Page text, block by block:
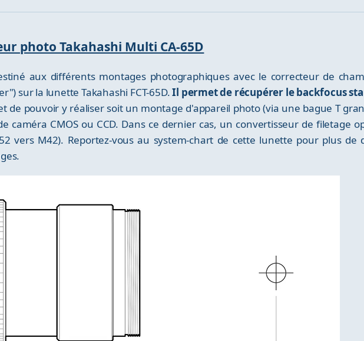
photo Takahashi Multi CA-65D
aux différents montages photographiques avec le correcteur de
sur la lunette Takahashi FCT-65D.Il permet de récupérer le backfocus
de pouvoir y réaliser soit un montage d'appareil photo (via une bague T
caméra CMOS ou CCD. Dans ce dernier cas, un convertisseur de filetage
vers M42). Reportez-vous au system-chart de cette lunette pour plus de